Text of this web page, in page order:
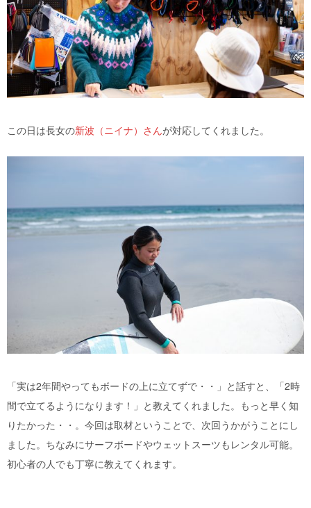
この日は長女の新波（ニイナ）さんが対応してくれました。
「実は2年間やってもボードの上に立てずで・・」と話すと、「2時
間で立てるようになります！」と教えてくれました。もっと早く知
りたかった・・。今回は取材ということで、次回うかがうことにし
ました。ちなみにサーフボードやウェットスーツもレンタル可能。
初心者の人でも丁寧に教えてくれます。